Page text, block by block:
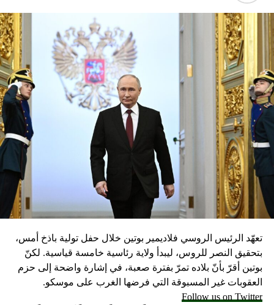
تعهّد الرئيس الروسي فلاديمير بوتين خلال حفل تولية باذخ أمس،
بتحقيق النصر للروس، ليبدأ ولاية رئاسية خامسة قياسية. لكنّ
بوتين أقرّ بأنّ بلاده تمرّ بفترة صعبة، في إشارة واضحة إلى حزم
العقوبات غير المسبوقة التي فرضها الغرب على موسكو.
Follow us on Twitter